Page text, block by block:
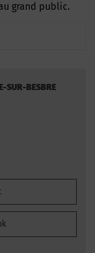
grand public.
SUR-BESBRE